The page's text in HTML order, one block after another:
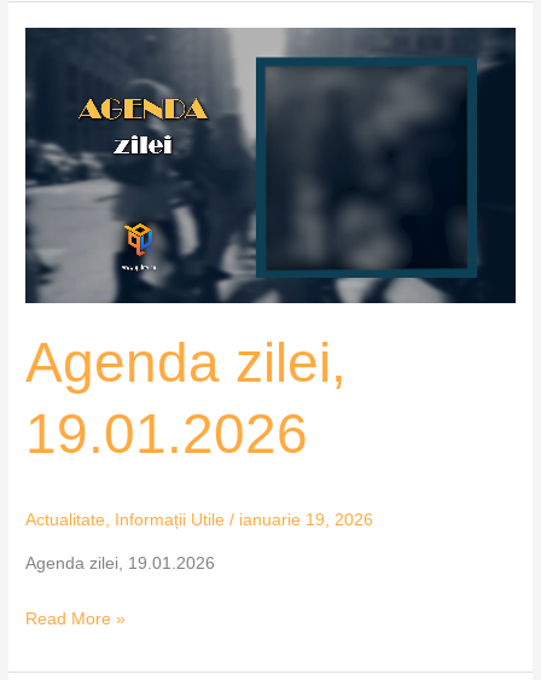
Agenda zilei,
19.01.2026
Actualitate, Informații Utile / ianuarie 19, 2026
Agenda zilei, 19.01.2026
19.01.2026
Read More »